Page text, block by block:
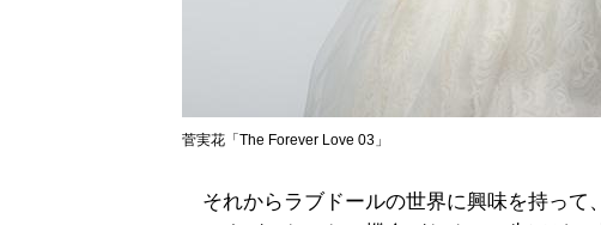
菅実花「The Forever Love 03」
それからラブドールの世界に興味を持って